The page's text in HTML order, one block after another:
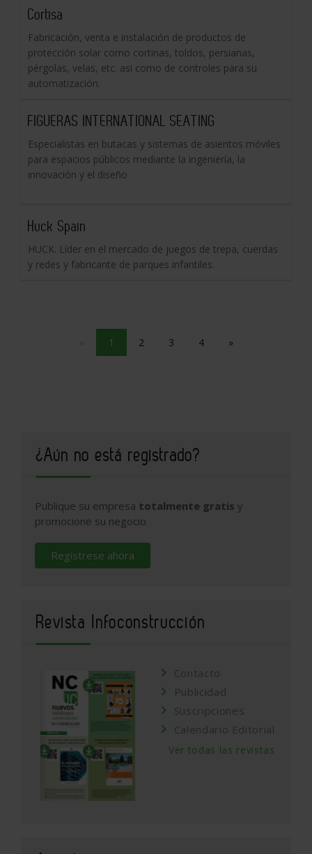
Cortisa
Fabricación, venta e instalación de productos de
protección solar como cortinas, toldos, persianas,
pérgolas, velas, etc. asi como de controles para su
automatización.
FIGUERAS INTERNATIONAL SEATING
Especialistas en butacas y sistemas de asientos móviles
para espacios públicos mediante la ingeniería, la
innovación y el diseño
Huck Spain
HUCK. Líder en el mercado de juegos de trepa, cuerdas
y redes y fabricante de parques infantiles.
1 2 3 4 »
¿Aún no está registrado?
Publique su empresa totalmente gratis y
promocione su negocio
Regístrese ahora
Revista Infoconstrucción
Contacto
Publicidad
Suscripciones
Calendario Editorial
Ver todas las revistas